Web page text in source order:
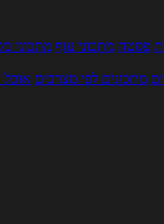
פסטה מתכוני עוף מתכוני
מתכונים לפי מצרכים אוכל